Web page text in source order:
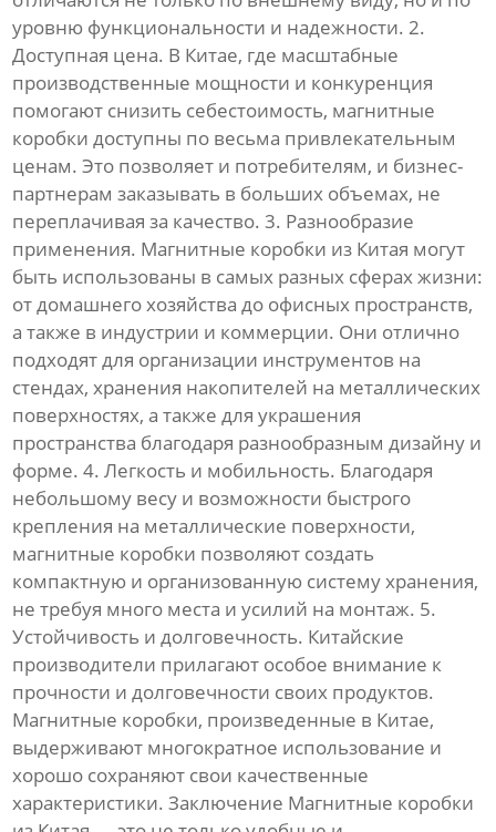
уровню функциональности и надежности. 2.
Доступная цена. В Китае, где масштабные
производственные мощности и конкуренция
помогают снизить себестоимость, магнитные
коробки доступны по весьма привлекательным
ценам. Это позволяет и потребителям, и бизнес-
партнерам заказывать в больших объемах, не
переплачивая за качество. 3. Разнообразие
применения. Магнитные коробки из Китая могут
быть использованы в самых разных сферах жизни:
от домашнего хозяйства до офисных пространств,
а также в индустрии и коммерции. Они отлично
подходят для организации инструментов на
стендах, хранения накопителей на металлических
поверхностях, а также для украшения
пространства благодаря разнообразным дизайну и
форме. 4. Легкость и мобильность. Благодаря
небольшому весу и возможности быстрого
крепления на металлические поверхности,
магнитные коробки позволяют создать
компактную и организованную систему хранения,
не требуя много места и усилий на монтаж. 5.
Устойчивость и долговечность. Китайские
производители прилагают особое внимание к
прочности и долговечности своих продуктов.
Магнитные коробки, произведенные в Китае,
выдерживают многократное использование и
хорошо сохраняют свои качественные
характеристики. Заключение Магнитные коробки